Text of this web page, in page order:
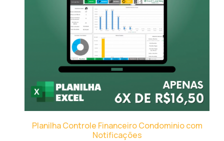
Planilha Controle Financeiro Condominio com
Notificações